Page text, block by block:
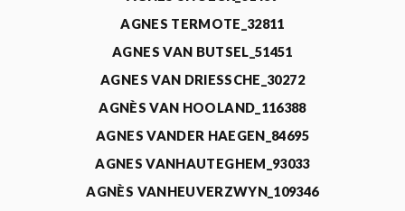
AGNES TERMOTE_32811
AGNES VAN BUTSEL_51451
AGNES VAN DRIESSCHE_30272
AGNÈS VAN HOOLAND_116388
AGNES VANDER HAEGEN_84695
AGNES VANHAUTEGHEM_93033
AGNÈS VANHEUVERZWYN_109346